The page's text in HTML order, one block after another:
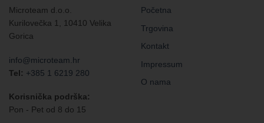
Microteam d.o.o.
Kurilovečka 1, 10410 Velika
Gorica
info@microteam.hr
Tel: +385 1 6219 280
Korisnička podrška:
Pon - Pet od 8 do 15
Početna
Trgovina
Kontakt
Impressum
O nama